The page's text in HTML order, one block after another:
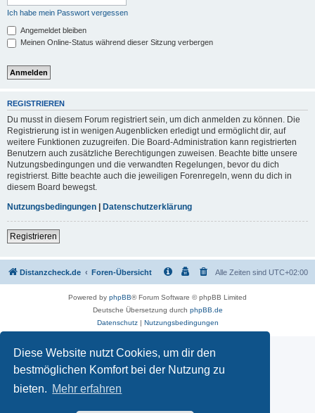
Diese Website nutzt Cookies, um dir den
bestmöglichen Komfort bei der Nutzung zu
bieten. Mehr erfahren
Ich habe mein Passwort vergessen
Angemeldet bleiben
Meinen Online-Status während dieser Sitzung verbergen
REGISTRIEREN
Du musst in diesem Forum registriert sein, um dich anmelden zu können. Die
Registrierung ist in wenigen Augenblicken erledigt und ermöglicht dir, auf
weitere Funktionen zuzugreifen. Die Board-Administration kann registrierten
Benutzern auch zusätzliche Berechtigungen zuweisen. Beachte bitte unsere
Nutzungsbedingungen und die verwandten Regelungen, bevor du dich
registrierst. Bitte beachte auch die jeweiligen Forenregeln, wenn du dich in
diesem Board bewegst.
Nutzungsbedingungen
Datenschutzerklärung
Registrieren
Distanzcheck.de Foren-Übersicht Alle Zeiten sind UTC+02:00
Powered by phpBB® Forum Software © phpBB Limited
Deutsche Übersetzung durch phpBB.de
Datenschutz| Nutzungsbedingungen